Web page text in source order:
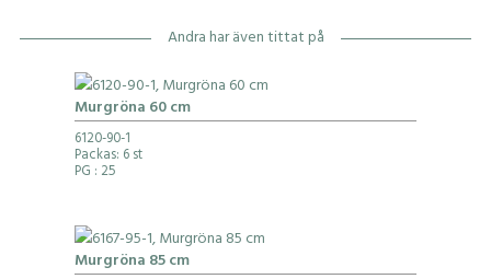
Andra har även tittat på
Murgröna 60 cm
6120-90-1
Packas: 6 st
PG : 25
Murgröna 85 cm